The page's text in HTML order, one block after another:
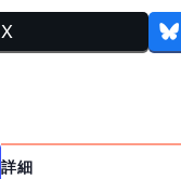
X
詳細